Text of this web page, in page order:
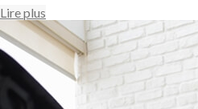
Lire plus